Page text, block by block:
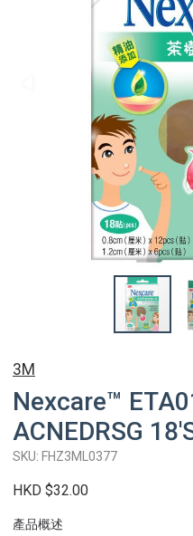
3M
Nexcare™
ACNEDRSG
SKU: FHZ3ML0377
HKD $32.00
產品概述